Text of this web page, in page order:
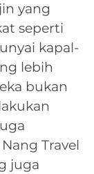
yang
seperti
kapal-
lebih
bukan
Travel
juga